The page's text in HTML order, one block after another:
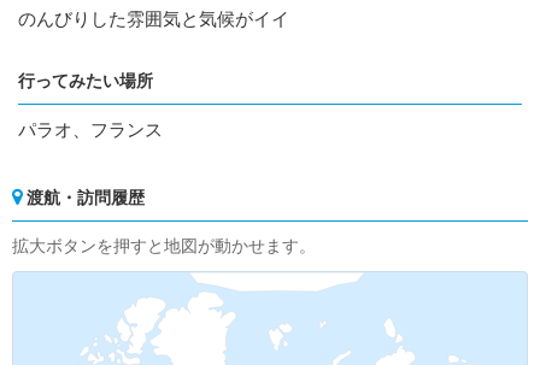
のんびりした雰囲気と気候がイイ
行ってみたい場所
パラオ、フランス
渡航・訪問履歴
拡大ボタンを押すと地図が動かせます。